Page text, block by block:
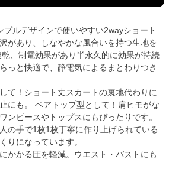
プルデザインで使いやすい2wayショート
があり、しなやかな風合いを持つ生地を
、制電効果があり半永久的に効果が持続
っと快適で、静電気によるまとわりつき
て！ショート丈スカートの裏地代わりに
にも。 ベアトップ型として！肩ヒモがな
ンピースやトップスにもぴったりです。
の手で1枚1枚丁寧に作り上げられている
りになっています。
かかる圧を軽減。ウエスト・バストにも